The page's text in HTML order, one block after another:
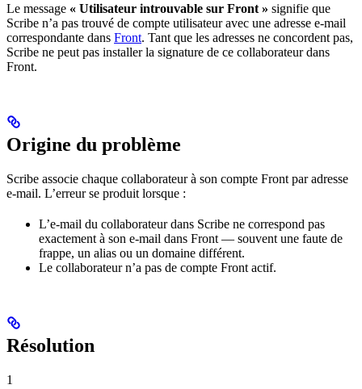
Le message « Utilisateur introuvable sur Front » signifie que
Scribe n’a pas trouvé de compte utilisateur avec une adresse e-mail
correspondante dans Front. Tant que les adresses ne concordent pas,
Scribe ne peut pas installer la signature de ce collaborateur dans
Front.
Origine du problème
Scribe associe chaque collaborateur à son compte Front par adresse
e-mail. L’erreur se produit lorsque :
L’e-mail du collaborateur dans Scribe ne correspond pas
exactement à son e-mail dans Front — souvent une faute de
frappe, un alias ou un domaine différent.
Le collaborateur n’a pas de compte Front actif.
Résolution
1